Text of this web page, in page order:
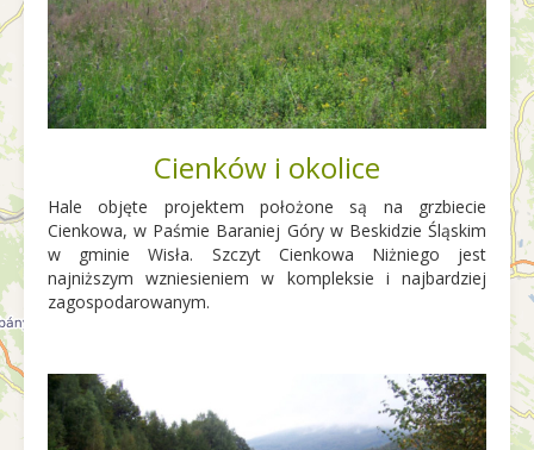
Cienków i okolice
Hale objęte projektem położone są na grzbiecie
Cienkowa, w Paśmie Baraniej Góry w Beskidzie Śląskim
w gminie Wisła. Szczyt Cienkowa Niżniego jest
najniższym wzniesieniem w kompleksie i najbardziej
zagospodarowanym.